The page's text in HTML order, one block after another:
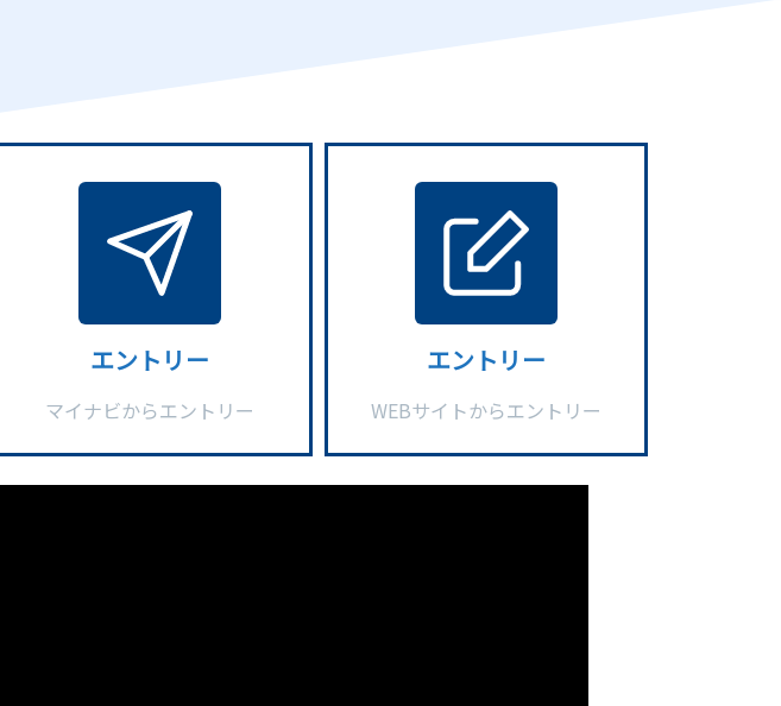
エントリー
マイナビからエントリー
エントリー
WEBサイトからエントリー